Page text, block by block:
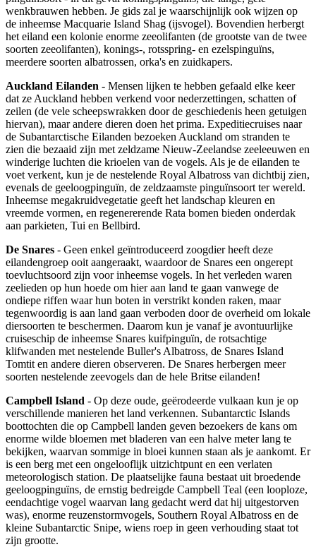
wenkbrauwen hebben. Je gids zal je waarschijnlijk ook wijzen op
de inheemse Macquarie Island Shag (ijsvogel). Bovendien herbergt
het eiland een kolonie enorme zeeolifanten (de grootste van de twee
soorten zeeolifanten), konings-, rotsspring- en ezelspinguïns,
meerdere soorten albatrossen, orka's en zuidkapers.
Auckland Eilanden - Mensen lijken te hebben gefaald elke keer
dat ze Auckland hebben verkend voor nederzettingen, schatten of
zeilen (de vele scheepswrakken door de geschiedenis heen getuigen
hiervan), maar andere dieren doen het prima. Expeditiecruises naar
de Subantarctische Eilanden bezoeken Auckland om stranden te
zien die bezaaid zijn met zeldzame Nieuw-Zeelandse zeeleeuwen en
winderige luchten die krioelen van de vogels. Als je de eilanden te
voet verkent, kun je de nestelende Royal Albatross van dichtbij zien,
evenals de geeloogpinguïn, de zeldzaamste pinguïnsoort ter wereld.
Inheemse megakruidvegetatie geeft het landschap kleuren en
vreemde vormen, en regenererende Rata bomen bieden onderdak
aan parkieten, Tui en Bellbird.
De Snares - Geen enkel geïntroduceerd zoogdier heeft deze
eilandengroep ooit aangeraakt, waardoor de Snares een ongerept
toevluchtsoord zijn voor inheemse vogels. In het verleden waren
zeelieden op hun hoede om hier aan land te gaan vanwege de
ondiepe riffen waar hun boten in verstrikt konden raken, maar
tegenwoordig is aan land gaan verboden door de overheid om lokale
diersoorten te beschermen. Daarom kun je vanaf je avontuurlijke
cruiseschip de inheemse Snares kuifpinguïn, de rotsachtige
klifwanden met nestelende Buller's Albatross, de Snares Island
Tomtit en andere dieren observeren. De Snares herbergen meer
soorten nestelende zeevogels dan de hele Britse eilanden!
Campbell Island - Op deze oude, geërodeerde vulkaan kun je op
verschillende manieren het land verkennen. Subantarctic Islands
boottochten die op Campbell landen geven bezoekers de kans om
enorme wilde bloemen met bladeren van een halve meter lang te
bekijken, waarvan sommige in bloei kunnen staan als je aankomt. Er
is een berg met een ongelooflijk uitzichtpunt en een verlaten
meteorologisch station. De plaatselijke fauna bestaat uit broedende
geeloogpinguïns, de ernstig bedreigde Campbell Teal (een looploze,
eendachtige vogel waarvan lang gedacht werd dat hij uitgestorven
was), enorme reuzenstormvogels, Southern Royal Albatross en de
kleine Subantarctic Snipe, wiens roep in geen verhouding staat tot
zijn grootte.